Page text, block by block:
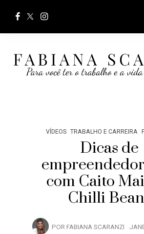
VÍDEOS TRABALHO E CARREIRA
Dicas de
com Caito
Chilli
POR FABIANA SCARANZI